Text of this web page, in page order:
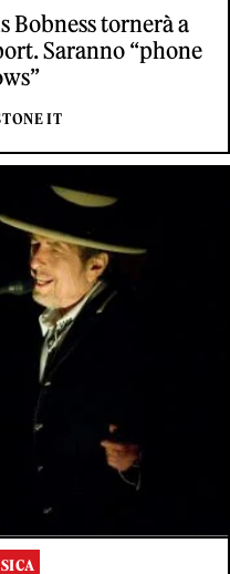
Bobness tornerà a
Saranno “phone
IT